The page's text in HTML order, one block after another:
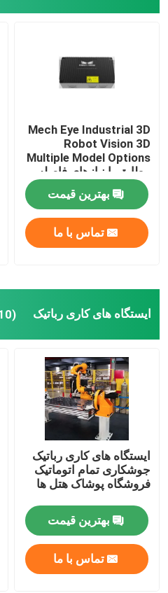
بازوی ربات صنعتی
ربات کاوازاکی
Mech Eye Industrial 3D
Robot Vision 3D
Multiple Model Options
مطابق با نیازهای فاصله
های مختلف
بهترین قیمت
تماس با ما
ایستگاه های کاری رباتیک (10)
ایستگاه های کاری رباتیک
جوشکاری تمام اتوماتیک
فروشگاه پوشاک هتل ها
بهترین قیمت
تماس با ما